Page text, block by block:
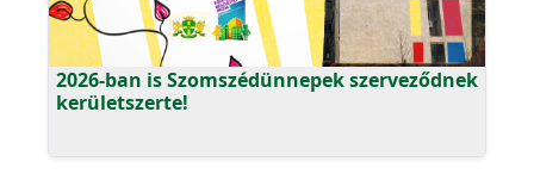
2026-ban is Szomszédünnepek szerveződnek
kerületszerte!